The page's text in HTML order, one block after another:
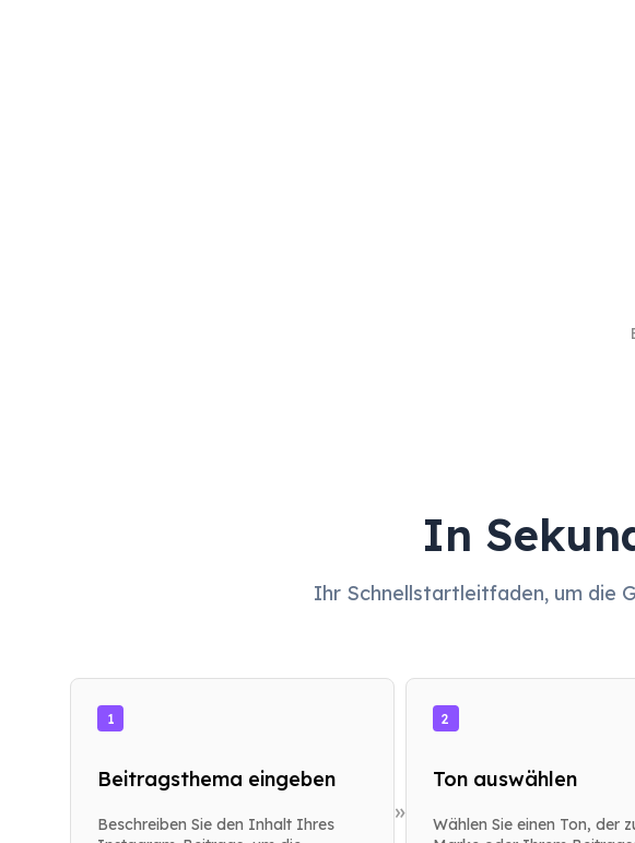
In
Ihr Schnellstartleitfaden, um die
1
Beitragsthema eingeben
Beschreiben Sie den Inhalt Ihres
»
2
Ton auswählen
Wählen Sie einen Ton, der